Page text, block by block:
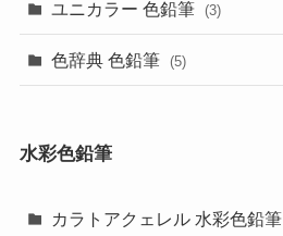
ユニカラー 色鉛筆 (3)
色辞典 色鉛筆 (5)
水彩色鉛筆
カラトアクェレル 水彩色鉛筆